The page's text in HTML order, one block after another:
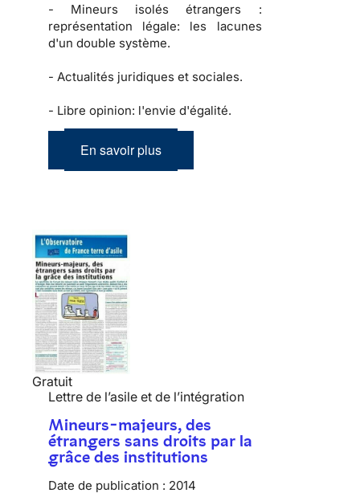
- Mineurs isolés étrangers :
représentation légale: les lacunes
d'un double système.
- Actualités juridiques et sociales.
- Libre opinion: l'envie d'égalité.
En savoir plus
Gratuit
Lettre de l’asile et de l’intégration
Mineurs-majeurs, des
étrangers sans droits par la
grâce des institutions
Date de publication : 2014